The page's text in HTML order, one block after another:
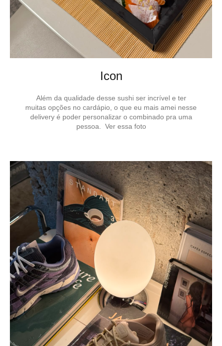
Icon
Além da qualidade desse sushi ser incrível e ter
muitas opções no cardápio, o que eu mais amei nesse
delivery é poder personalizar o combinado pra uma
pessoa. Ver essa foto